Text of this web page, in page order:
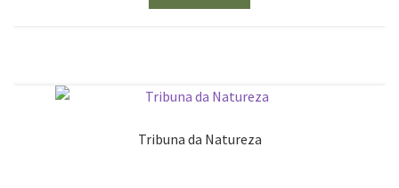
Tribuna da Natureza